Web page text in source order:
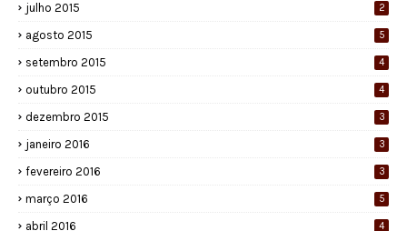
julho 2015 2
agosto 2015 5
setembro 2015 4
outubro 2015 4
dezembro 2015 3
janeiro 2016 3
fevereiro 2016 3
março 2016 5
abril 2016 4